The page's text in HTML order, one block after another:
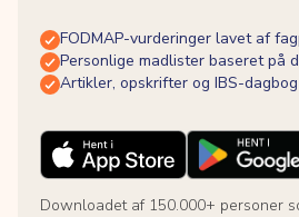
FODMAP-vurderinger lavet af
Personlige madlister baseret på
Artikler, opskrifter og IBS-dagbog
Downloadet af 150.000+ personer